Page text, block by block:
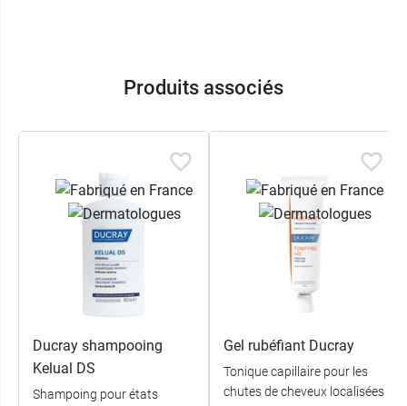
Produits associés
Ducray shampooing
Kelual DS
Shampoing pour états
Gel rubéfiant Ducray
Tonique capillaire pour les
chutes de cheveux localisées